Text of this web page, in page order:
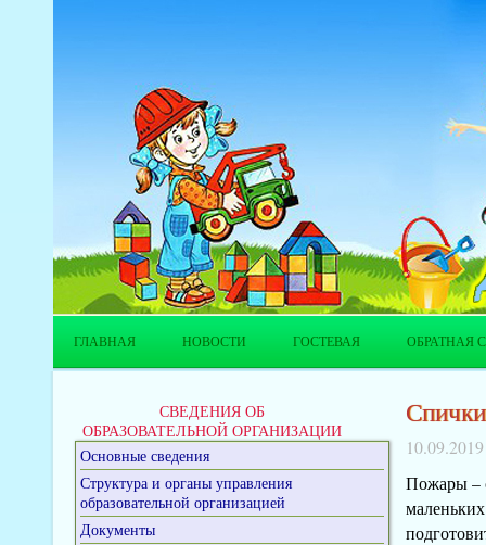
ГЛАВНАЯ НОВОСТИ ГОСТЕВАЯ ОБРАТНАЯ
СВЕДЕНИЯ ОБ
ОБРАЗОВАТЕЛЬНОЙ ОРГАНИЗАЦИИ
Основные сведения
Структура и органы управления
образовательной организацией
Документы
10.09.2019
Пожары –